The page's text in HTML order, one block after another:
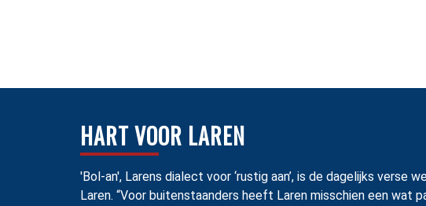
HART VOOR LAREN
'Bol-an', Larens dialect voor ‘rustig aan’, is de dagelijks
Laren. “Voor buitenstaanders heeft Laren misschien een wat